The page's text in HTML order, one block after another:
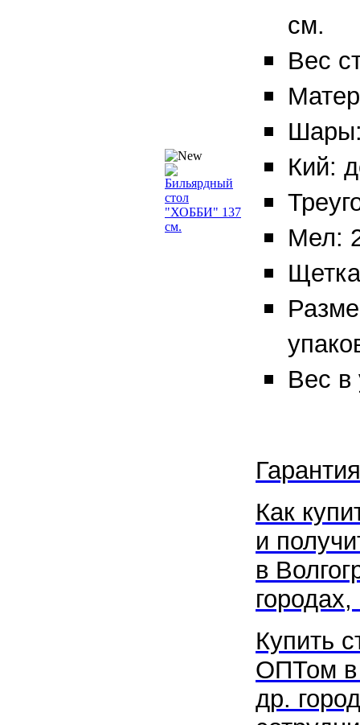
см.
Вес
Кий:
Мел:
Вес в
Как
и
в
Купить
ОПТом в
др.